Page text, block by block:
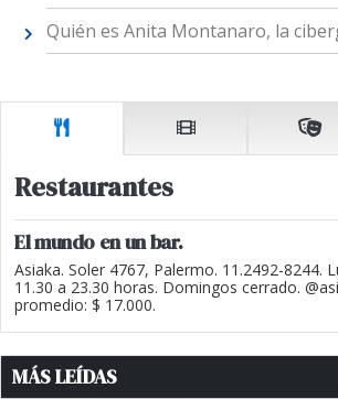
Quién es Anita Montanaro, la
Restaurantes
El mundo en un bar.
Asiaka. Soler 4767, Palermo. 11.2492-8244.
11.30 a 23.30 horas. Domingos cerrado.
promedio: $ 17.000.
MÁS LEÍDAS